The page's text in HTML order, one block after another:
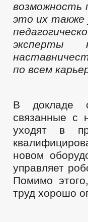
возможность
это их также
эксперты
по всем
В докладе
связанные с
уходят в
новом
управляет
Помимо
труд хорошо